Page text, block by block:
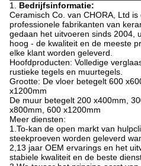
1. Bedrijfsinformatie:
Ceramisch Co. van CHORA, Ltd
professionele fabrikanten van
gedaan het uitvoeren sinds 2004,
hoog - de kwaliteit en de meeste
elke klant worden geleverd.
Hoofdproducten: Volledige
rustieke tegels en muurtegels.
Grootte: De vloer betegelt 600
x1200mm
De muur betegelt 200 x400mm,
x800mm, 600 x1200mm
Meer diensten:
1.To-kan de open markt van
steekproeven worden geleverd
2,13 jaar OEM ervarings en het
stabiele kwaliteit en de beste